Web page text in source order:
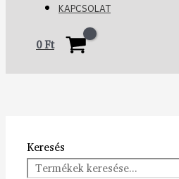
KAPCSOLAT
0Ft
Keresés